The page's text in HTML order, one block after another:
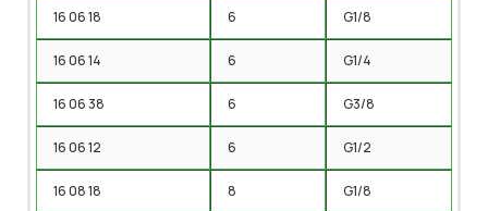
16 06 18 6 G1/8
16 06 14 6 G1/4
16 06 38 6 G3/8
16 06 12 6 G1/2
16 08 18 8 G1/8